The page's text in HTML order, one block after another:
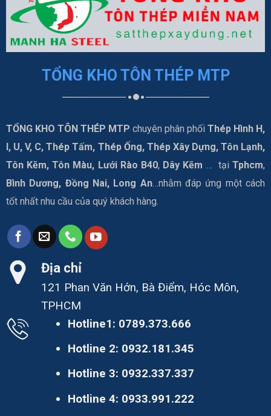
TỔNG KHO TÔN THÉP MTP
TỔNG KHO TÔN THÉP MTP chuyên phân phốiThép Hình H,
I, U, V, C, Thép Tấm, Thép Ống, Thép Xây Dựng, Tôn Lạnh,
Tôn Kẽm, Tôn Màu, Lưới Rào B40, Dây Kẽm … tạiTphcm,
Bình Dương, Đồng Nai, Long An…nhằm đáp ứng một cách
tốt nhất nhu cầu của quý khách hàng.
Địa chỉ
121 Phan Văn Hớn, Bà Điểm, Hóc Môn,
TPHCM
Hotline1: 0789.373.666
Hotline 2: 0932.181.345
Hotline 3: 0932.337.337
Hotline 4: 0933.991.222